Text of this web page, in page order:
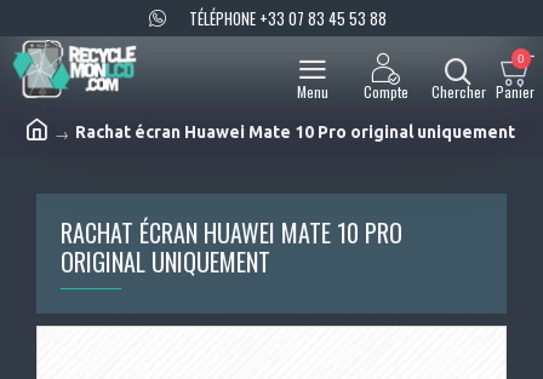
TÉLÉPHONE +33 07 83 45 53 88
0
Rachat écran Huawei Mate 10 Pro original uniquement
RACHAT ÉCRAN HUAWEI MATE 10 PRO
ORIGINAL UNIQUEMENT